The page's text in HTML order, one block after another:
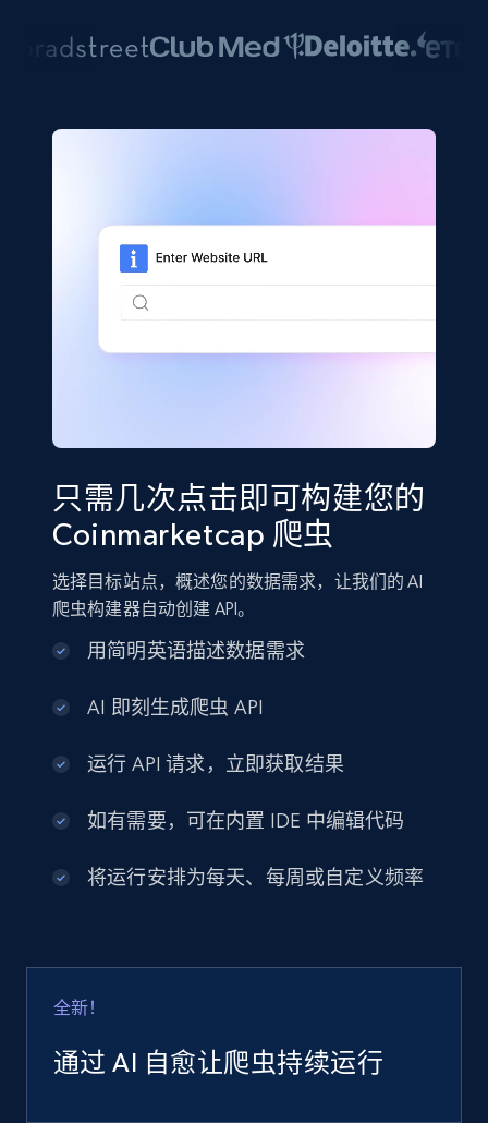
只需几次点击即可构建您的
Coinmarketcap 爬虫
选择目标站点，概述您的数据需求，让我们的 AI
爬虫构建器自动创建 API。
用简明英语描述数据需求
AI 即刻生成爬虫 API
运行 API 请求，立即获取结果
如有需要，可在内置 IDE 中编辑代码
将运行安排为每天、每周或自定义频率
全新！
通过 AI 自愈让爬虫持续运行